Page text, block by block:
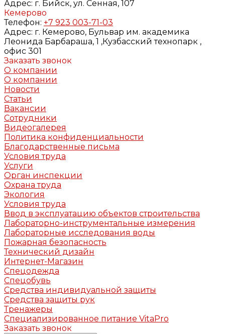
Адрес: г. Бийск, ул. Сенная, 107
Кемерово
Телефон: +7 923 003-71-03
Адрес: г. Кемерово, Бульвар им. академика
Леонида Барбараша, 1 ,Кузбасский технопарк ,
офис 301
Заказать звонок
О компании
О компании
Новости
Статьи
Вакансии
Сотрудники
Видеогалерея
Политика конфиденциальности
Благодарственные письма
Условия труда
Услуги
Орган инспекции
Охрана труда
Экология
Условия труда
Ввод в эксплуатацию объектов строительства
Лабораторно-инструментальные измерения
Лабораторные исследования воды
Пожарная безопасность
Технический дизайн
Интернет-Магазин
Спецодежда
Спецобувь
Средства индивидуальной защиты
Средства защиты рук
Тренажеры
Специализированное питание VitaPro
Заказать звонок